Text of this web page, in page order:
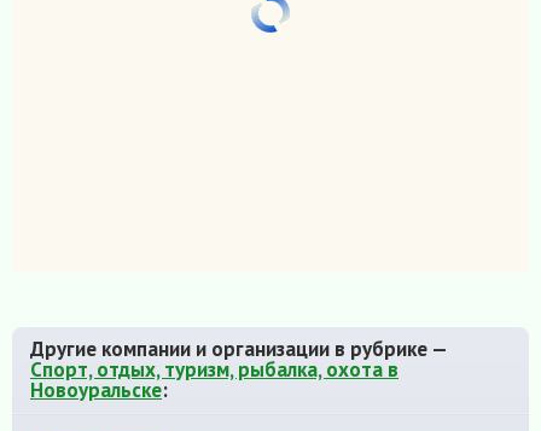
Другие компании и организации в рубрике —
Спорт, отдых, туризм, рыбалка, охота в
Новоуральске: